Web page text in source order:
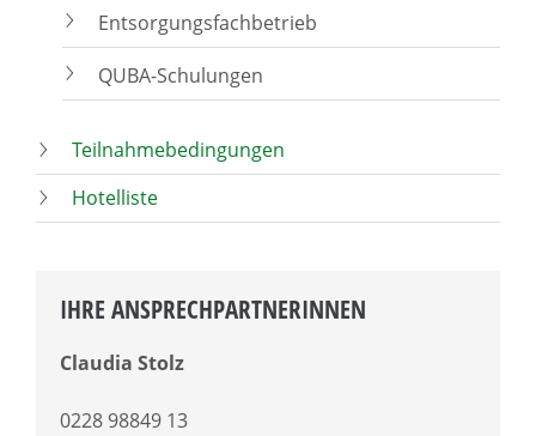
Entsorgungsfachbetrieb
QUBA-Schulungen
Teilnahmebedingungen
Hotelliste
IHRE ANSPRECHPARTNERINNEN
Claudia Stolz
0228 98849 13